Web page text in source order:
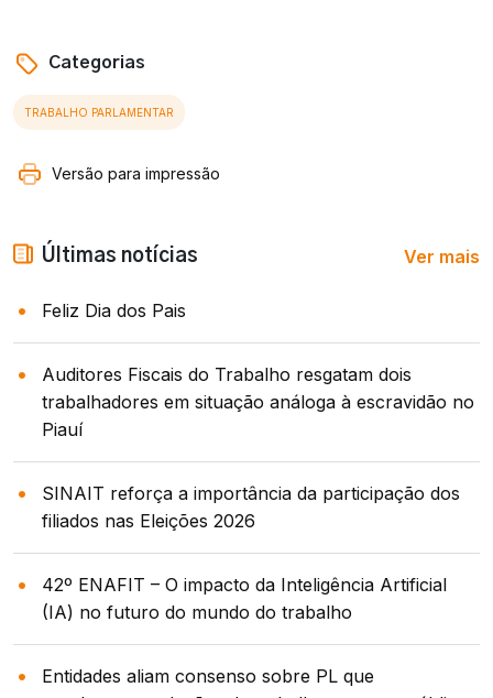
Categorias
TRABALHO PARLAMENTAR
Versão para impressão
Últimas notícias Ver mais
Feliz Dia dos Pais
Auditores Fiscais do Trabalho resgatam dois
trabalhadores em situação análoga à escravidão no
Piauí
SINAIT reforça a importância da participação dos
filiados nas Eleições 2026
42º ENAFIT – O impacto da Inteligência Artificial
(IA) no futuro do mundo do trabalho
Entidades aliam consenso sobre PL que